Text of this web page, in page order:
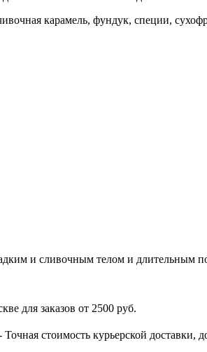
карамель, фундук, специи,
и сливочным телом и длительным
для заказов от 2500 руб.
Точная стоимость курьерской доставки,